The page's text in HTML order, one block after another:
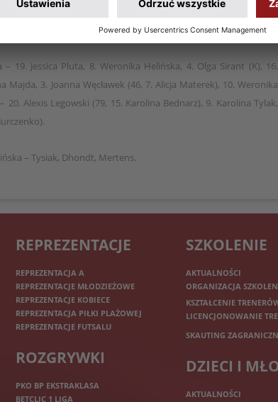
12, Buabadi 90.
19. Jessica Pluta, 8. Weronika Helińska, 4. Olga Sirant (K), 16.
Majda, 3. Joanna Węcławek (46, 7. Alicja Materek), 10. Weronika
20. Alexis Legowski (79, 15. Karolina Bednarz), 9. Karolina Tylak,
– Tysiak, Dhondt, Mertens.
REPREZENTACJE
REPREZENTACJA A
REPREZENTACJE MŁODZIEŻOWE
REPREZENTACJE KOBIECE
REPREZENTACJA PIŁKI PLAŻOWEJ
REPREZENTACJE FUTSALU
ROZGRYWKI
PKO BP EKSTRAKLASA
BETCLIC 1 LIGA
SZKOLENIE
AKTUALNOŚCI
ORGANIZACJA
KSZTAŁCENIE
LICENCJONOWANIE
SKAUTING
DZIECI I
AKTUALNOŚCI